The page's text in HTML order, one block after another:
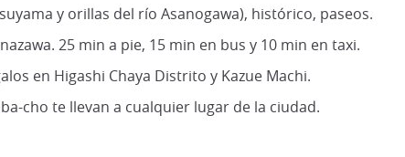
y orillas del río Asanogawa), histórico, paseos.
25 min a pie, 15 min en bus y 10 min en taxi.
en Higashi Chaya Distrito y Kazue Machi.
cho te llevan a cualquier lugar de la ciudad.